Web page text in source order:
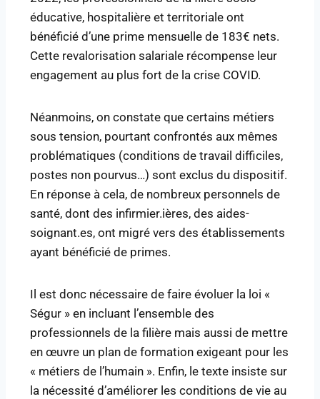
éducative, hospitalière et territoriale ont
bénéficié d’une prime mensuelle de 183€ nets.
Cette revalorisation salariale récompense leur
engagement au plus fort de la crise COVID.
Néanmoins, on constate que certains métiers
sous tension, pourtant confrontés aux mêmes
problématiques (conditions de travail difficiles,
postes non pourvus…) sont exclus du dispositif.
En réponse à cela, de nombreux personnels de
santé, dont des infirmier.ières, des aides-
soignant.es, ont migré vers des établissements
ayant bénéficié de primes.
Il est donc nécessaire de faire évoluer la loi «
Ségur » en incluant l’ensemble des
professionnels de la filière mais aussi de mettre
en œuvre un plan de formation exigeant pour les
« métiers de l’humain ». Enfin, le texte insiste sur
la nécessité d’améliorer les conditions de vie au